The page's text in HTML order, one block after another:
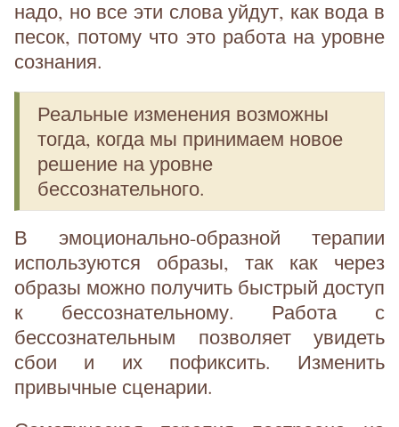
надо, но все эти слова уйдут, как вода в
песок, потому что это работа на уровне
сознания.
Реальные изменения возможны
тогда, когда мы принимаем новое
решение на уровне
бессознательного.
В эмоционально-образной терапии
используются образы, так как через
образы можно получить быстрый доступ
к бессознательному. Работа с
бессознательным позволяет увидеть
сбои и их пофиксить. Изменить
привычные сценарии.